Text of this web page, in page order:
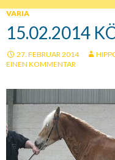
VARIA
15.02.2014
27. FEBRUAR 2014
EINEN KOMMENTAR